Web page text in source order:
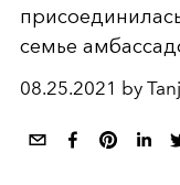
семье
08.25.2021 by